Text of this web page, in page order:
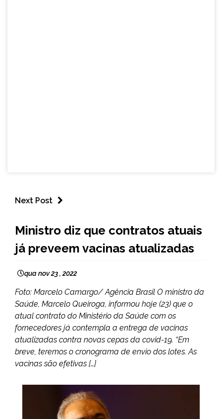
Next Post
NOTÍCIAS
Ministro diz que contratos atuais
já preveem vacinas atualizadas
qua nov 23 , 2022
Foto: Marcelo Camargo/ Agência Brasil O ministro da
Saúde, Marcelo Queiroga, informou hoje (23) que o
atual contrato do Ministério da Saúde com os
fornecedores já contempla a entrega de vacinas
atualizadas contra novas cepas da covid-19. “Em
breve, teremos o cronograma de envio dos lotes. As
vacinas são efetivas […]